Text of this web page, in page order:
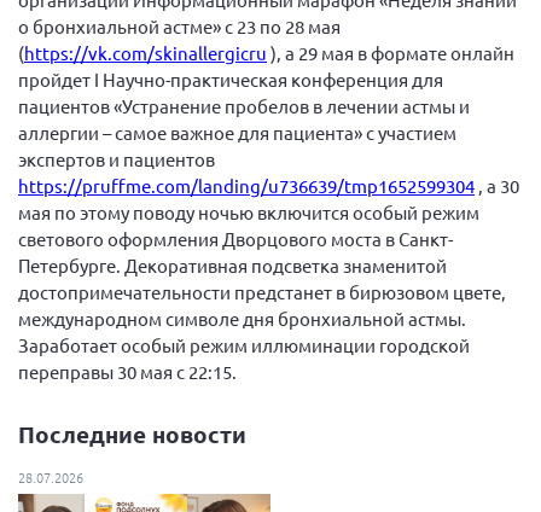
Брянская область
Владимирская область
Волгоградская область
Воронежская область
Ивановская область
Калининградская область
Кемеровская область
Кировская область
Краснодарский край
Красноярский край
Ленинградская область
г. Москва
о бронхиальной астме» с 23 по 28 мая
(https://vk.com/skinallergicru ), а 29 мая в формате онлайн
пройдет I Научно-практическая конференция для
пациентов «Устранение пробелов в лечении астмы и
аллергии – самое важное для пациента» с участием
экспертов и пациентов
https://pruffme.com/landing/u736639/tmp1652599304 , а 30
мая по этому поводу ночью включится особый режим
светового оформления Дворцового моста в Санкт-
Петербурге. Декоративная подсветка знаменитой
достопримечательности предстанет в бирюзовом цвете,
международном символе дня бронхиальной астмы.
Заработает особый режим иллюминации городской
переправы 30 мая с 22:15.
Последние новости
28.07.2026